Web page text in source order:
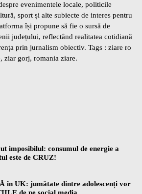
evenimentele locale, politicile
sport și alte subiecte de interes pentru
își propune să fie o sursă de
județului, reflectând realitatea cotidiană
prin jurnalism obiectiv. Tags : ziare ro
ziar gorj, romania ziare.
imposibilul: consumul de energie a
este de CRUZ!
în UK: jumătate dintre adolescenți vor
de pe social media